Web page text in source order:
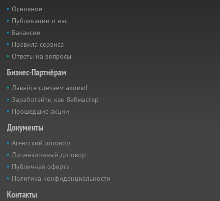
Основное
Публикации о нас
Вакансии
Правила сервиса
Ответы на вопросы
Бизнес-Партнёрам
Давайте сделаем акцию!
Заработайте, как Вебмастер
Прошедшие акции
Документы
Агентский договор
Лицензионный договор
Публичная оферта
Политика конфиденциальности
Контакты